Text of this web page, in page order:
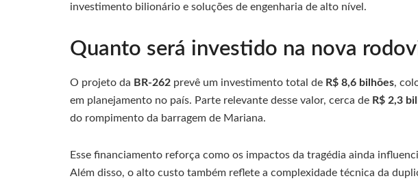
investimento bilionário e soluções de engenharia de alto nível.
Quanto será investido na nova
O projeto da BR-262 prevê um investimento total de R$ 8,6 bilhões,
em planejamento no país. Parte relevante desse valor, cerca de R$ 2,3
do rompimento da barragem de Mariana.
Esse financiamento reforça como os impactos da tragédia ainda
Além disso, o alto custo também reflete a complexidade técnica da